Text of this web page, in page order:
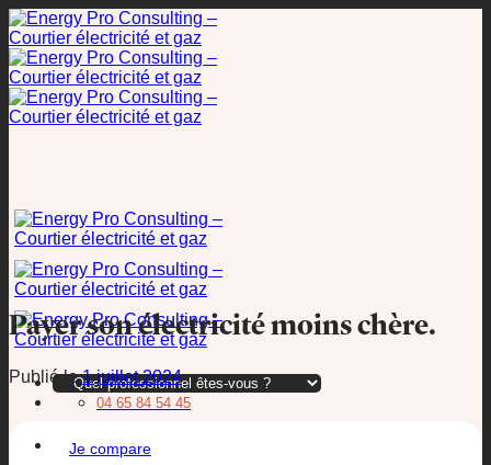
Passer
au
contenu
04 65 84 54 45
Je compare
Payer son électricité moins chère.
Publié le1 juillet 2024